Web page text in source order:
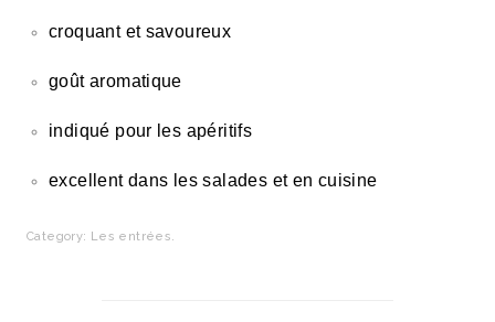
croquant et savoureux
goût aromatique
indiqué pour les apéritifs
excellent dans les salades et en cuisine
Category: Les entrées.